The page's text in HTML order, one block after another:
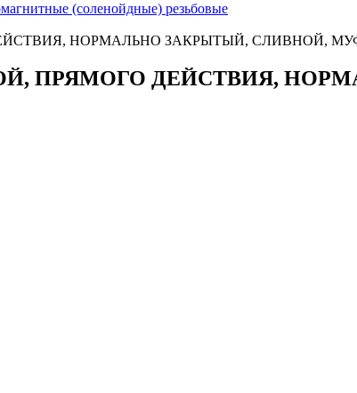
(соленойдные) резьбовые
НОРМАЛЬНО ЗАКРЫТЫЙ, СЛИВНОЙ,
ПРЯМОГО ДЕЙСТВИЯ,